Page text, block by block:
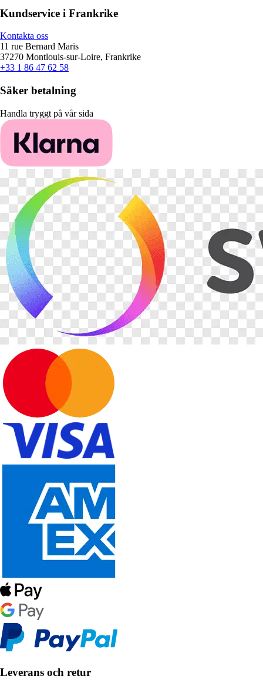
Kundservice i Frankrike
Kontakta oss
11 rue Bernard Maris
37270 Montlouis-sur-Loire, Frankrike
+33 1 86 47 62 58
Säker betalning
Handla tryggt på vår sida
Leverans och retur